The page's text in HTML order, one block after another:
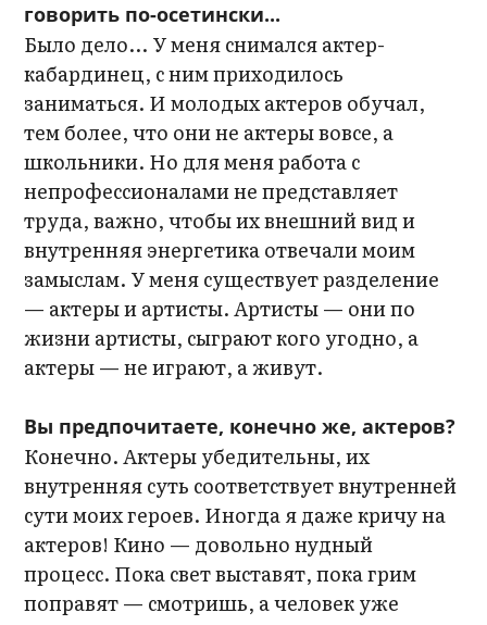
говорить по-осетински...
Было дело... У меня снимался актер-
кабардинец, с ним приходилось
заниматься. И молодых актеров обучал,
тем более, что они не актеры вовсе, а
школьники. Но для меня работа с
непрофессионалами не представляет
труда, важно, чтобы их внешний вид и
внутренняя энергетика отвечали моим
замыслам. У меня существует разделение
— актеры и артисты. Артисты — они по
жизни артисты, сыграют кого угодно, а
актеры — не играют, а живут.
Вы предпочитаете, конечно же, актеров?
Конечно. Актеры убедительны, их
внутренняя суть соответствует внутренней
сути моих героев. Иногда я даже кричу на
актеров! Кино — довольно нудный
процесс. Пока свет выставят, пока грим
поправят — смотришь, а человек уже